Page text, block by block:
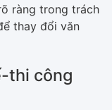
ràng trong trách
thay đổi văn
thi công